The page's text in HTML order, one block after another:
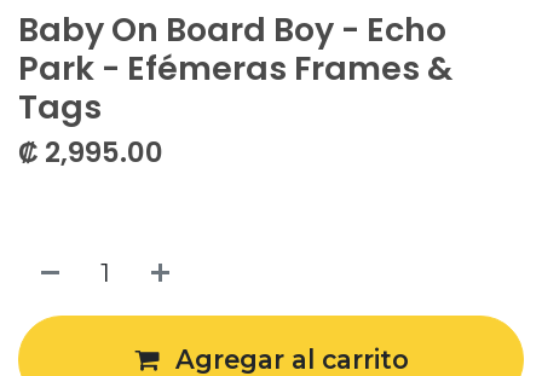
Baby On Board Boy - Echo
Park - Efémeras Frames &
Tags
₡ 2,995.00
Agregar al carrito